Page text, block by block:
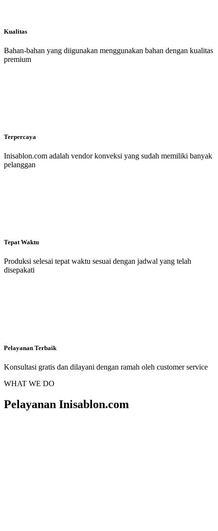
Kualitas
Bahan-bahan yang diigunakan menggunakan bahan dengan kualitas
premium
Terpercaya
Inisablon.com adalah vendor konveksi yang sudah memiliki banyak
pelanggan
Tepat Waktu
Produksi selesai tepat waktu sesuai dengan jadwal yang telah
disepakati
Pelayanan Terbaik
Konsultasi gratis dan dilayani dengan ramah oleh customer service
WHAT WE DO
Pelayanan Inisablon.com